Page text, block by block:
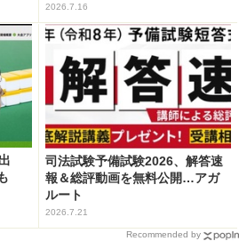
2026.7.16
司法試験予備試験2026、解答速
報＆総評動画を無料公開…アガ
ルート
2026.7.21
Recommended by